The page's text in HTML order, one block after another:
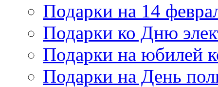
Подарки на 14
Подарки ко Дню
Подарки на юбилей
Подарки на День